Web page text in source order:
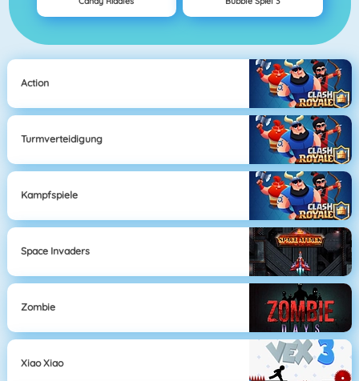
Action
Turmverteidigung
Kampfspiele
Space Invaders
Zombie
Xiao Xiao